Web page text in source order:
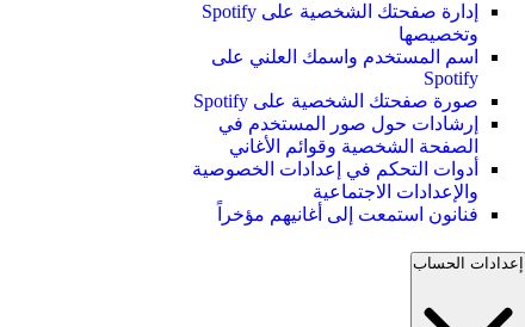
إدارة صفحتك الشخصية على Spotify
وتخصيصها
اسم المستخدم واسمك العلني على
Spotify
صورة صفحتك الشخصية على Spotify
إرشادات حول صور المستخدم في
الصفحة الشخصية وقوائم الأغاني
أدوات التحكم في إعدادات الخصوصية
والإعدادات الاجتماعية
فنانون استمعت إلى أغانيهم مؤخراً
إعدادات الحساب